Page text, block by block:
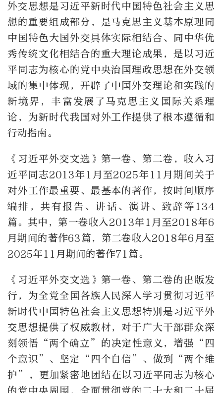
外交思想是习近平新时代中国特色社会主义思
想的重要组成部分，是马克思主义基本原理同
中国特色大国外交具体实际相结合、同中华优
秀传统文化相结合的重大理论成果，是以习近
平同志为核心的党中央治国理政思想在外交领
域的集中体现，开辟了中国外交理论和实践的
新境界，丰富发展了马克思主义国际关系理
论，为新时代我国对外工作提供了根本遵循和
行动指南。
《习近平外交文选》第一卷、第二卷，收入习
近平同志2013年1月至2025年11月期间关于
对外工作最重要、最基本的著作，按时间顺序
编排，共有报告、讲话、演讲、致辞等134
篇。其中，第一卷收入2013年1月至2018年6
月期间的著作63篇，第二卷收入2018年6月至
2025年11月期间的著作71篇。
《习近平外交文选》第一卷、第二卷的出版发
行，为全党全国各族人民深入学习贯彻习近平
新时代中国特色社会主义思想特别是习近平外
交思想提供了权威教材，对于广大干部群众深
刻领悟“两个确立”的决定性意义，增强“四
个意识”、坚定“四个自信”、做到“两个维
护”，更加紧密地团结在以习近平同志为核心